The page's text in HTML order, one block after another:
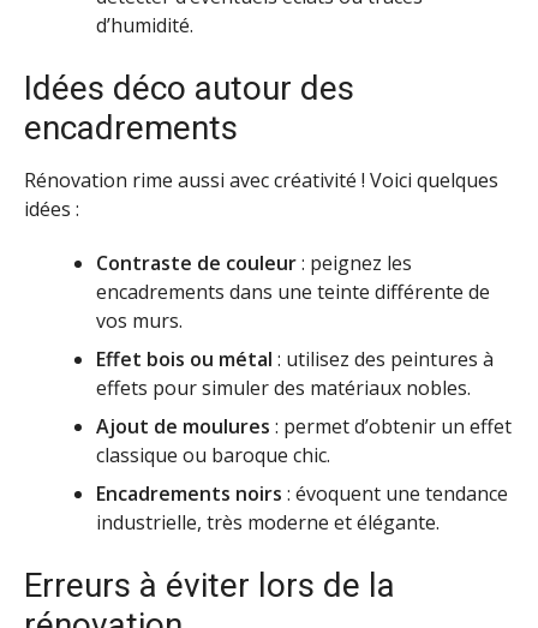
d’humidité.
Idées déco autour des
encadrements
Rénovation rime aussi avec créativité ! Voici quelques
idées :
Contraste de couleur: peignez les
encadrements dans une teinte différente de
vos murs.
Effet bois ou métal : utilisez des peintures à
effets pour simuler des matériaux nobles.
Ajout de moulures : permet d’obtenir un effet
classique ou baroque chic.
Encadrements noirs : évoquent une tendance
industrielle, très moderne et élégante.
Erreurs à éviter lors de la